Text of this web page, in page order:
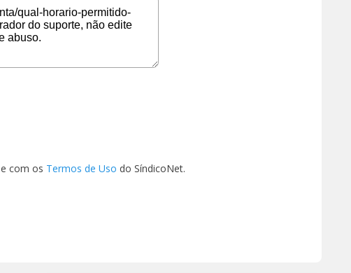
e com os Termos de Uso do SíndicoNet.